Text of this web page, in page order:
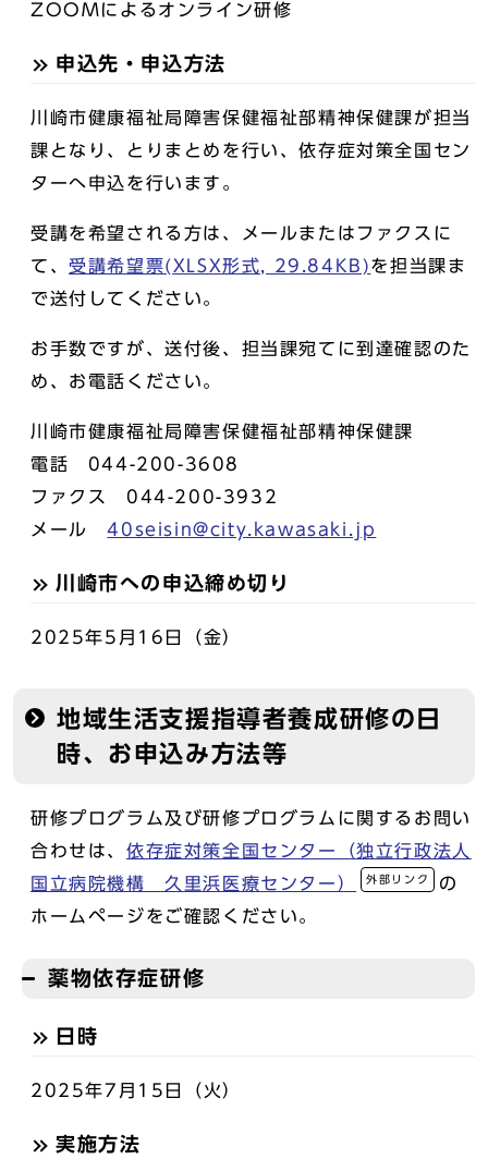
ZOOMによるオンライン研修
申込先・申込方法
川崎市健康福祉局障害保健福祉部精神保健課が担当
課となり、とりまとめを行い、依存症対策全国セン
ターへ申込を行います。
受講を希望される方は、メールまたはファクスに
て、 受講希望票(XLSX形式, 29.84KB)を担当課ま
で送付してください。
お手数ですが、送付後、担当課宛てに到達確認のた
め、お電話ください。
川崎市健康福祉局障害保健福祉部精神保健課
電話 044-200-3608
ファクス 044-200-3932
メール40seisin@city.kawasaki.jp
川崎市への申込締め切り
2025年5月16日（金）
地域生活支援指導者養成研修の日
時、お申込み方法等
研修プログラム及び研修プログラムに関するお問い
合わせは、 依存症対策全国センター（独立行政法人
国立病院機構 久里浜医療センター）
外部リンク
の
ホームページをご確認ください。
薬物依存症研修
日時
2025年7月15日（火）
実施方法